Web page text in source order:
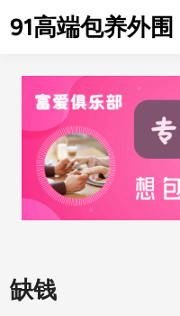
to91高端包养外围
缺钱